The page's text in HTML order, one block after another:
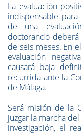
La evaluación
indispensable
de una
doctorando
de seis meses. En
evaluación
causará baja
recurrida ante la
de Málaga.
Será misión de la
juzgar la marcha
investigación, el